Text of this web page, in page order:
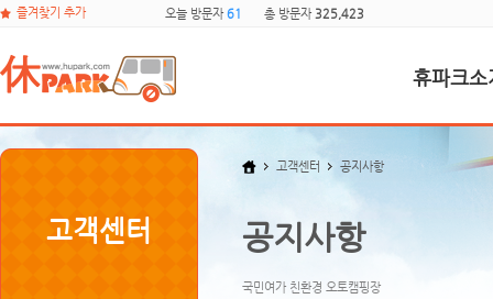
즐겨찾기 추가 오늘 방문자 61 총 방문자 325,423
휴파크소
고객센터
고객센터 공지사항
공지사항
국민여가 친환경 오토캠핑장